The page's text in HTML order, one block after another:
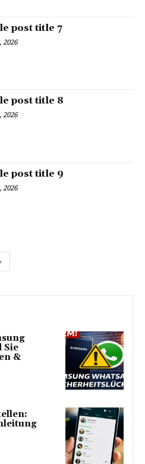
post title 7
2026
post title 8
2026
post title 9
2026
Sie
&